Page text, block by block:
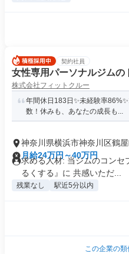
契約社員
女性専用パーソナルジムの
株式会社フィットクルー
年間休日183日✨未経験率
数！休みも、あなたの成長も...
神奈川県横浜市神奈川区鶴
月給24万円～40万円
求める人材: 当ジムのコンセ
るくする』に 共感いただ...
残業なし 駅近5分以内
この企業の